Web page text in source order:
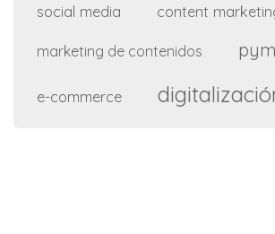
social media content
marketing de contenidos
e-commerce